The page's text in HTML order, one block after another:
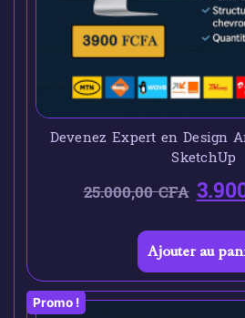
Devenez Expert en Design
SketchUp
25.000,00CFA
Ajouter au
Promo !